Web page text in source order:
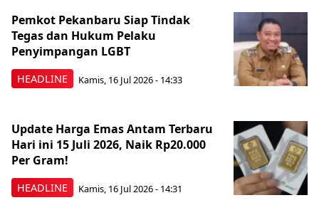
HEADLINE
Pemkot Pekanbaru Siap Tindak
Tegas dan Hukum Pelaku
Penyimpangan LGBT
Kamis, 16 Jul 2026 - 14:33
HEADLINE
Update Harga Emas Antam Terbaru
Hari ini 15 Juli 2026, Naik Rp20.000
Per Gram!
Kamis, 16 Jul 2026 - 14:31